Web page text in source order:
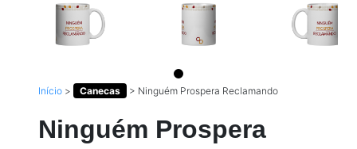
Início > Canecas > Ninguém Prospera Reclamando
Ninguém Prospera